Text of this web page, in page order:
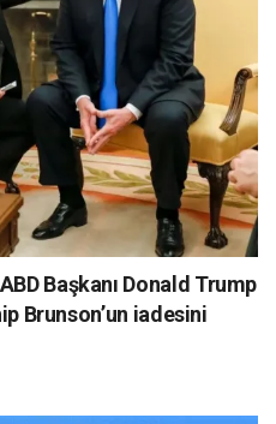
Başkanı Donald Trump
Brunson’un iadesini